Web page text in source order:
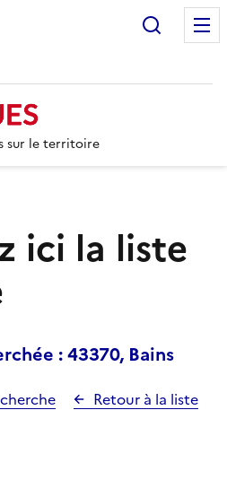
sur le territoire
ici la liste
: 43370, Bains
Retour à la liste